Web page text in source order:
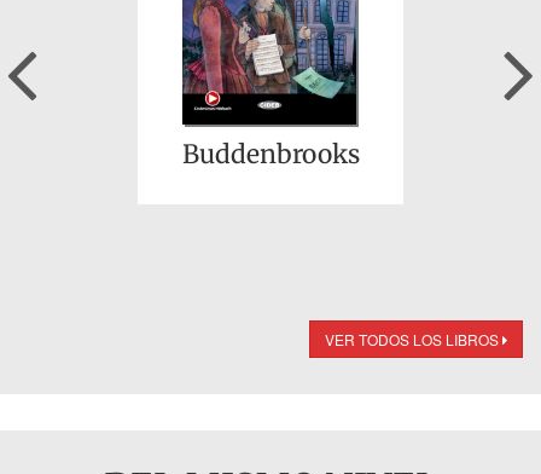
Buddenbrooks
Previous
VER TODOS LOS LIBROS